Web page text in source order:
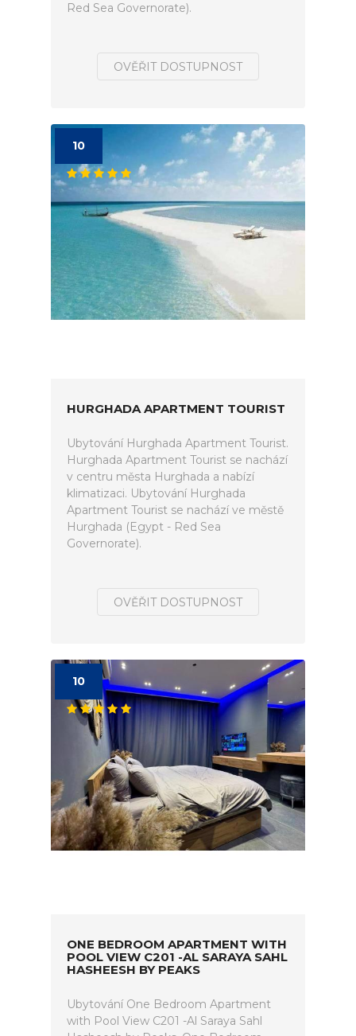
Red Sea Governorate).
OVĚŘIT DOSTUPNOST
10
HURGHADA APARTMENT TOURIST
Ubytování Hurghada Apartment Tourist.
Hurghada Apartment Tourist se nachází
v centru města Hurghada a nabízí
klimatizaci. Ubytování Hurghada
Apartment Tourist se nachází ve městě
Hurghada (Egypt - Red Sea
Governorate).
OVĚŘIT DOSTUPNOST
10
ONE BEDROOM APARTMENT WITH
POOL VIEW C201 -AL SARAYA SAHL
HASHEESH BY PEAKS
Ubytování One Bedroom Apartment
with Pool View C201 -Al Saraya Sahl